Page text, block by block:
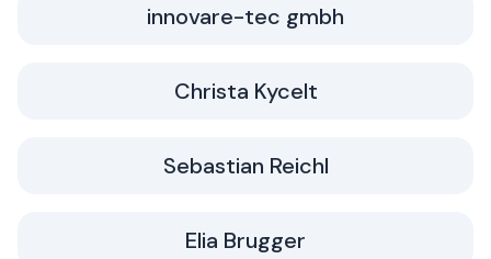
innovare-tec gmbh
Christa Kycelt
Sebastian Reichl
Elia Brugger